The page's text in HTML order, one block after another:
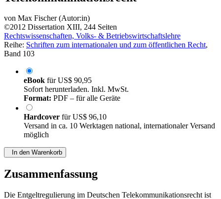
vonMax Fischer (Autor:in)
©2012 Dissertation XIII, 244 Seiten
Rechtswissenschaften, Volks- & Betriebswirtschaftslehre
Reihe:Schriften zum internationalen und zum öffentlichen Recht
eBookfürUS$ 90,95
Sofort herunterladen. Inkl. MwSt.
Format:
HardcoverfürUS$ 96,10
Versand in ca. 10 Werktagen national, internationaler Versand
Zusammenfassung